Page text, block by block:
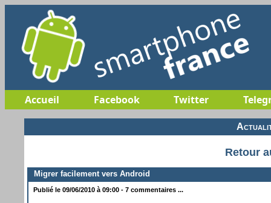
Accueil Facebook Twitter
Retour
Migrer facilement vers Android
Publié le 09/06/2010 à 09:00 - 7 commentaires ...